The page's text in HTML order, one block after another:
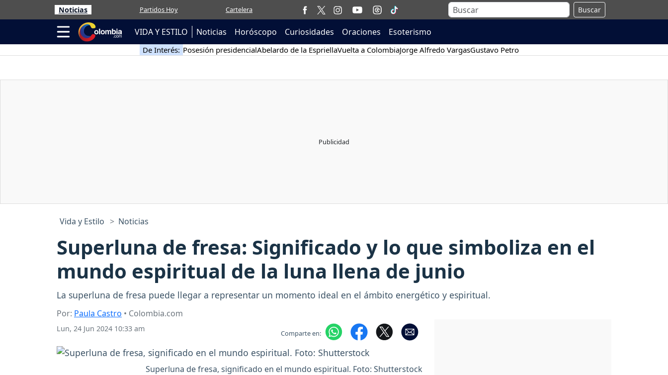
Noticias Partidos Hoy Cartelera Buscar
VIDA Y ESTILO Noticias Horóscopo Curiosidades Oraciones Esoterismo
De Interés: Posesión presidencialAbelardo de la EspriellaVuelta a ColombiaJorge Alfredo VargasGustavo Petro
Vida y Estilo Noticias
Superluna de fresa: Significado y lo que simboliza en el
mundo espiritual de la luna llena de junio
La superluna de fresa puede llegar a representar un momento ideal en el ámbito energético y espiritual.
Por: Paula Castro • Colombia.com
Lun, 24 Jun 2024 10:33 am Comparte en:
Superluna de fresa, significado en el mundo espiritual. Foto: Shutterstock